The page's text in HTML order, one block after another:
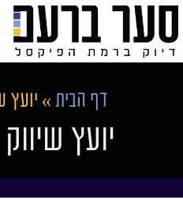
דף הבית » יועץ
יועץ